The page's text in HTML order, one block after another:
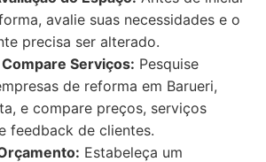
avalie suas necessidades e o
precisa ser alterado.
Serviços: Pesquise
de reforma em Barueri,
e compare preços, serviços
feedback de clientes.
Estabeleça um